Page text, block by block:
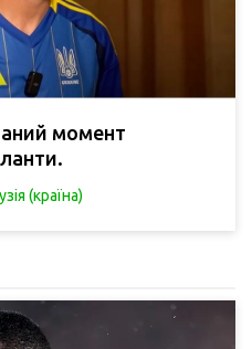
момент
(країна)